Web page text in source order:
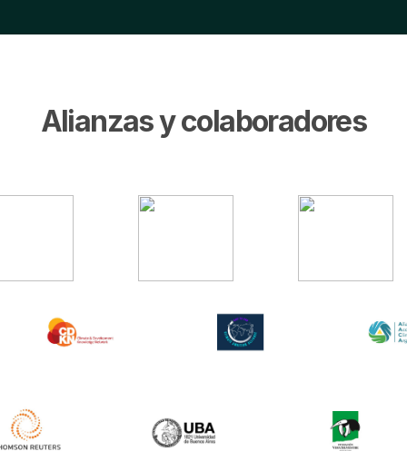
Alianzas y colaboradores